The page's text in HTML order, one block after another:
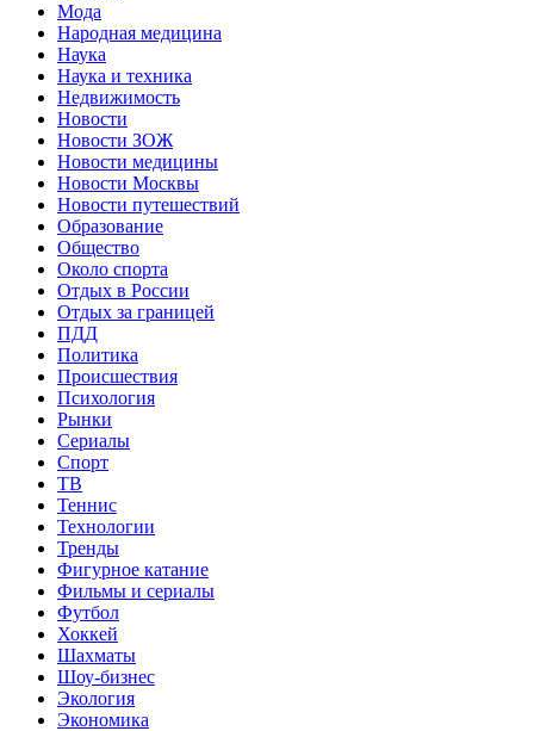
Мода
Народная медицина
Наука
Наука и техника
Недвижимость
Новости
Новости ЗОЖ
Новости медицины
Новости Москвы
Новости путешествий
Образование
Общество
Около спорта
Отдых в России
Отдых за границей
ПДД
Политика
Происшествия
Психология
Рынки
Сериалы
Спорт
ТВ
Теннис
Технологии
Тренды
Фигурное катание
Фильмы и сериалы
Футбол
Хоккей
Шахматы
Шоу-бизнес
Экология
Экономика